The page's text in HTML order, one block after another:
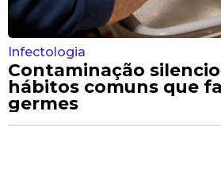
Infectologia
Contaminação
hábitos comuns que
germes